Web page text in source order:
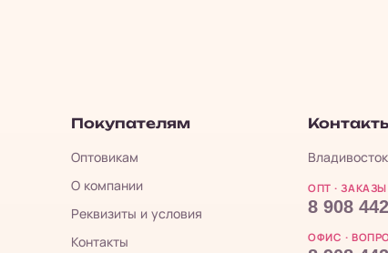
Покупателям
Оптовикам
О компании
Реквизиты и условия
Контакты
Владивосток
ОПТ · ЗАКАЗЫ
8 908
ОФИС ·